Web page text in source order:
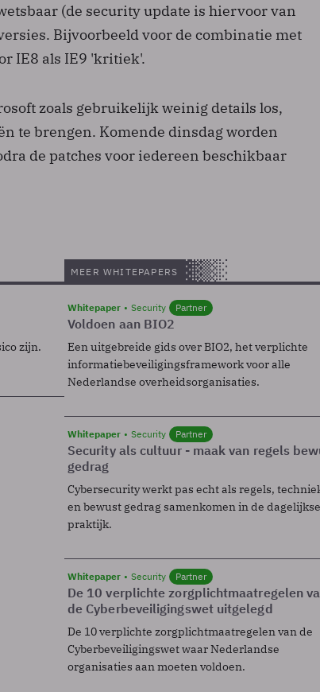
(de security update is hiervoor van
Bijvoorbeeld voor de combinatie met
IE8 als IE9 'kritiek'.
zoals gebruikelijk weinig details los,
te brengen. Komende dinsdag worden
de patches voor iedereen beschikbaar
zijn.
MEER WHITEPAPERS
Whitepaper Security Partner
Voldoen aan BIO2
Een uitgebreide gids over BIO2, het verplichte
informatiebeveiligingsframework voor alle
Nederlandse overheidsorganisaties.
Whitepaper Security Partner
Security als cultuur - maak van regels
gedrag
Cybersecurity werkt pas echt als regels,
en bewust gedrag samenkomen in de dagelijkse
praktijk.
Whitepaper Security Partner
De 10 verplichte zorgplichtmaatregelen
de Cyberbeveiligingswet uitgelegd
De 10 verplichte zorgplichtmaatregelen van de
Cyberbeveiligingswet waar Nederlandse
organisaties aan moeten voldoen.